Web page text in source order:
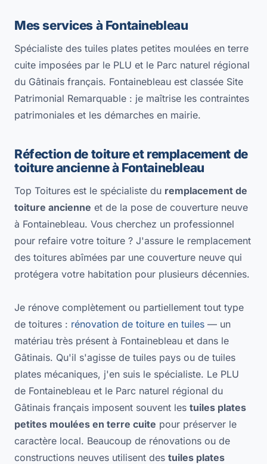
Mes services à Fontainebleau
Spécialiste des tuiles plates petites moulées en terre
cuite imposées par le PLU et le Parc naturel régional
du Gâtinais français. Fontainebleau est classée Site
Patrimonial Remarquable : je maîtrise les contraintes
patrimoniales et les démarches en mairie.
Réfection de toiture et remplacement de
toiture ancienne à Fontainebleau
Top Toitures est le spécialiste du remplacement de
toiture ancienne et de la pose de couverture neuve
à Fontainebleau. Vous cherchez un professionnel
pour refaire votre toiture ? J'assure le remplacement
des toitures abîmées par une couverture neuve qui
protégera votre habitation pour plusieurs décennies.
Je rénove complètement ou partiellement tout type
de toitures : rénovation de toiture en tuiles — un
matériau très présent à Fontainebleau et dans le
Gâtinais. Qu'il s'agisse de tuiles pays ou de tuiles
plates mécaniques, j'en suis le spécialiste. Le PLU
de Fontainebleau et le Parc naturel régional du
Gâtinais français imposent souvent les tuiles plates
petites moulées en terre cuite pour préserver le
caractère local. Beaucoup de rénovations ou de
constructions neuves utilisent des tuiles plates